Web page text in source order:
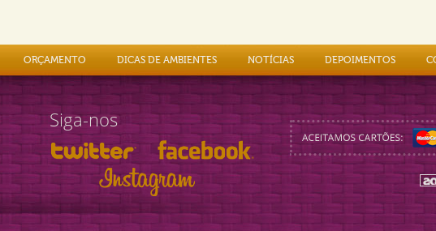
ORÇAMENTO DICAS DE AMBIENTES NOTÍCIAS DEPOIMENTOS
Siga-nos